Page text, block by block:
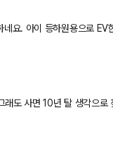
요. 아이 등하원용으로 EV
도 사면 10년 탈 생각으로